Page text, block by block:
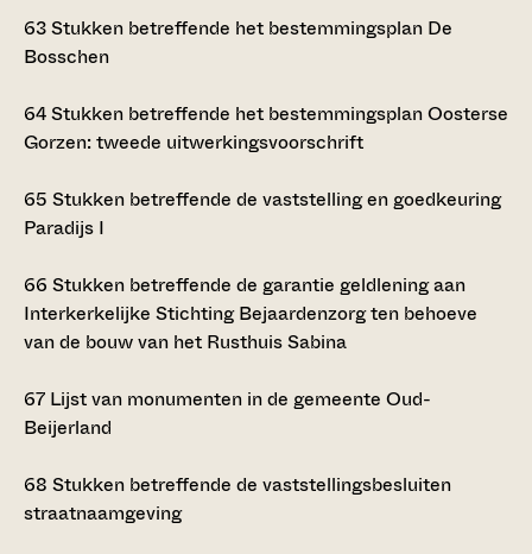
63Stukken betreffende het bestemmingsplan De
Bosschen
64Stukken betreffende het bestemmingsplan Oosterse
Gorzen: tweede uitwerkingsvoorschrift
65 Stukken betreffende de vaststelling en goedkeuring
Paradijs I
66 Stukken betreffende de garantie geldlening aan
Interkerkelijke Stichting Bejaardenzorg ten behoeve
van de bouw van het Rusthuis Sabina
67 Lijst van monumenten in de gemeente Oud-
Beijerland
68 Stukken betreffende de vaststellingsbesluiten
straatnaamgeving